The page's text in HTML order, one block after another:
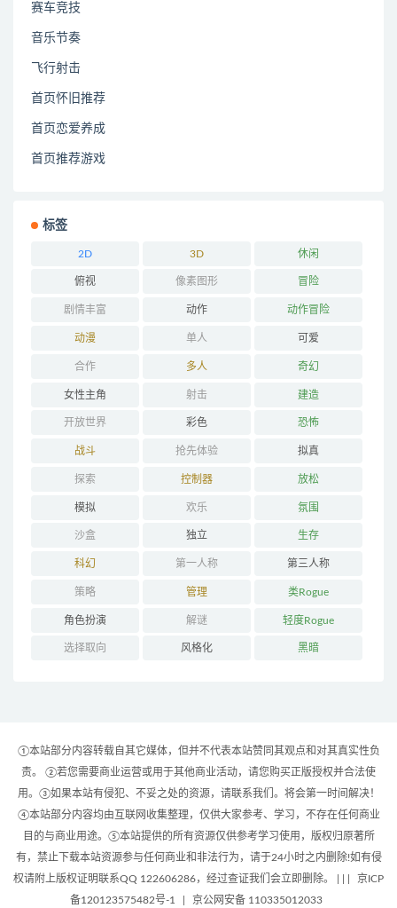
赛车竞技
音乐节奏
飞行射击
首页怀旧推荐
首页恋爱养成
首页推荐游戏
标签
2D 3D 休闲
俯视 像素图形 冒险
剧情丰富 动作 动作冒险
动漫 单人 可爱
合作 多人 奇幻
女性主角 射击 建造
开放世界 彩色 恐怖
战斗 抢先体验 拟真
探索 控制器 放松
模拟 欢乐 氛围
沙盒 独立 生存
科幻 第一人称 第三人称
策略 管理 类Rogue
角色扮演 解谜 轻度Rogue
选择取向 风格化 黑暗
①本站部分内容转载自其它媒体，但并不代表本站赞同其观点和对其真实性负
责。 ②若您需要商业运营或用于其他商业活动，请您购买正版授权并合法使
用。③如果本站有侵犯、不妥之处的资源，请联系我们。将会第一时间解决！
④本站部分内容均由互联网收集整理，仅供大家参考、学习，不存在任何商业
目的与商业用途。⑤本站提供的所有资源仅供参考学习使用，版权归原著所
有，禁止下载本站资源参与任何商业和非法行为，请于24小时之内删除!如有侵
权请附上版权证明联系QQ 122606286，经过查证我们会立即删除。 | |
京ICP
备120123575482号-1
京公网安备 110335012033